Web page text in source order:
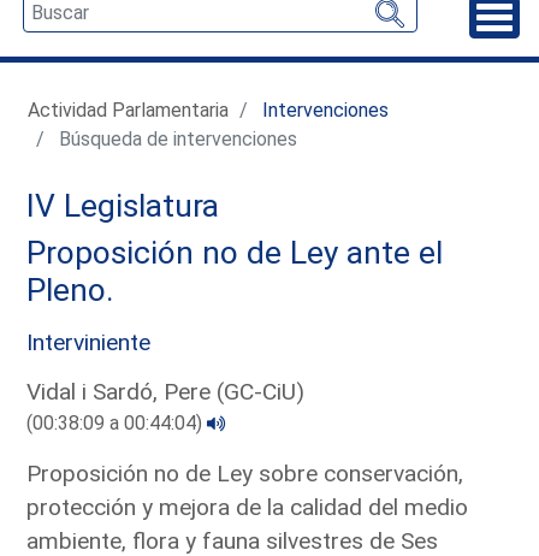
Actividad Parlamentaria
Intervenciones
Búsqueda de intervenciones
IV Legislatura
Proposición no de Ley ante el
Pleno.
Interviniente
Vidal i Sardó, Pere (GC-CiU)
(00:38:09 a 00:44:04)
Proposición no de Ley sobre conservación,
protección y mejora de la calidad del medio
ambiente, flora y fauna silvestres de Ses